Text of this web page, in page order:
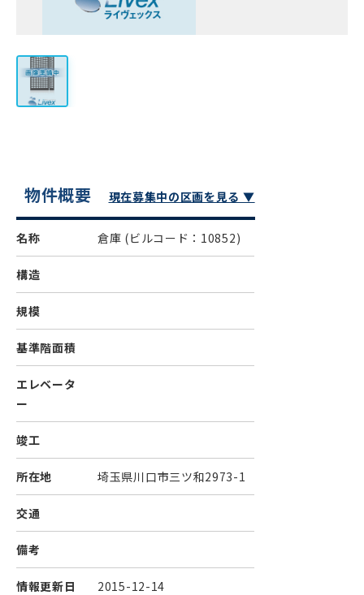
物件概要 現在募集中の区画を見る ▼
名称 倉庫 (ビルコード：10852)
構造
規模
基準階面積
エレベータ
ー
竣工
所在地 埼玉県川口市三ツ和2973-1
交通
備考
情報更新日 2015-12-14